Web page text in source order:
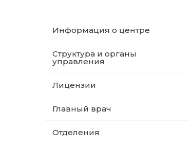
Информация о центре
Структура и органы
управления
Лицензии
Главный врач
Отделения